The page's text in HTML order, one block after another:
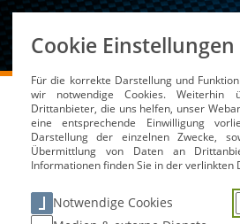
DMSB Medien / Service
DMSB muss
05. Dez 2022
Cookie Einstellungen
Für die korrekte Darstellung und
wir notwendige Cookies.
Drittanbieter, die uns helfen, unser
eine entsprechende Einwilligung
Darstellung der einzelnen Zwecke,
Übermittlung von Daten an
Informationen finden Sie in der verlinkten
Notwendige Cookies